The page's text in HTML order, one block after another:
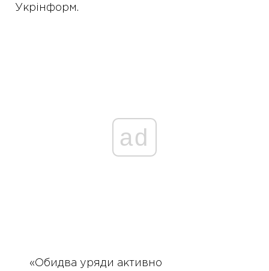
Укрінформ.
ad
«Обидва уряди активно